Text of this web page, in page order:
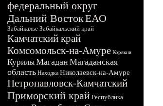
федеральный округ
Дальний ВостокЕАО
Забайкалье Забайкальский край
Камчатский край
Комсомольск-на-Амуре Корякия
КурилыМагадан Магаданская
область Находка Николаевск-на-Амуре
Петропавловск-Камчатский
Приморский край Республика